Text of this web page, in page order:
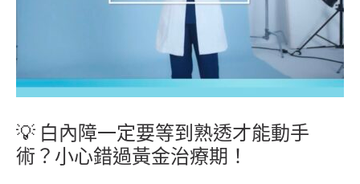
💡 白內障一定要等到熟透才能動手
術？小心錯過黃金治療期！